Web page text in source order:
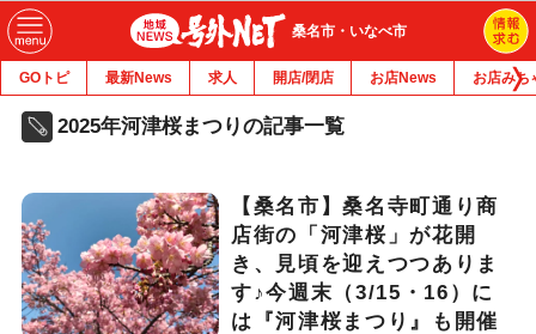
桑名市・いなべ市
GOトピ 最新News 求人 開店/閉店 お店News お店みち
2025年河津桜まつりの記事一覧
【桑名市】桑名寺町通り商
店街の「河津桜」が花開
き、見頃を迎えつつありま
す♪今週末（3/15・16）に
は『河津桜まつり』も開催